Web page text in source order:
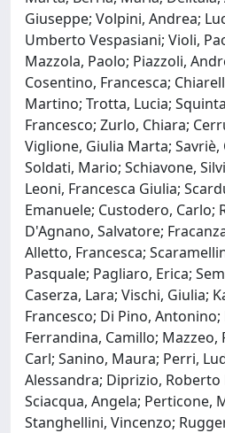
Giuseppe; Volpini, Andrea;
Umberto Vespasiani; Violi,
Mazzola, Paolo; Piazzoli,
Cosentino, Francesca;
Martino; Trotta, Lucia;
Francesco; Zurlo, Chiara;
Viglione, Giulia Marta;
Soldati, Mario; Schiavone,
Leoni, Francesca Giulia;
Emanuele; Custodero, Carlo;
D'Agnano, Salvatore;
Alletto, Francesca;
Pasquale; Pagliaro, Erica;
Caserza, Lara; Vischi, Giulia;
Francesco; Di Pino,
Ferrandina, Camillo; Mazzeo,
Carl; Sanino, Maura; Perri,
Alessandra; Diprizio,
Sciacqua, Angela; Perticone,
Stanghellini, Vincenzo;